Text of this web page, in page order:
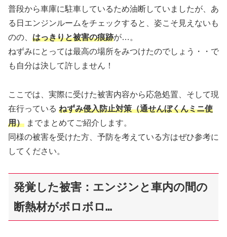
普段から車庫に駐車しているため油断していましたが、あ
る日エンジンルームをチェックすると、姿こそ見えないも
のの、 はっきりと被害の痕跡が…。
ねずみにとっては最高の場所をみつけたのでしょう・・で
も自分は決して許しません！
ここでは、実際に受けた被害内容から応急処置、そして現
在行っている ねずみ侵入防止対策（通せんぼくんミニ使
用） までまとめてご紹介します。
同様の被害を受けた方、予防を考えている方はぜひ参考に
してください。
発覚した被害：エンジンと車内の間の
断熱材がボロボロ…